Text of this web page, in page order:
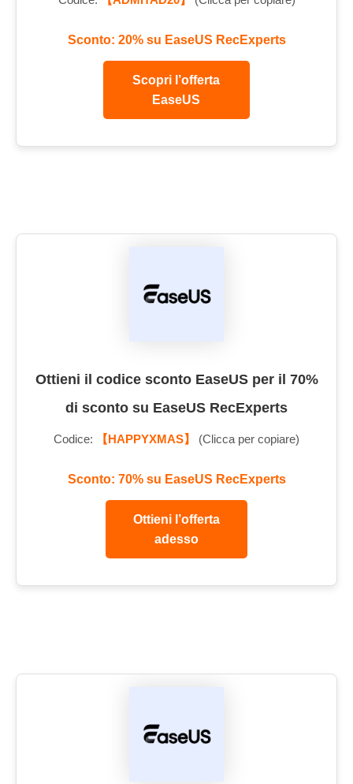
Sconto: 20% su EaseUS RecExperts
Scopri l’offerta
EaseUS
Ottieni il codice sconto EaseUS per il 70%
di sconto su EaseUS RecExperts
Codice: 【HAPPYXMAS】 (Clicca per copiare)
Sconto: 70% su EaseUS RecExperts
Ottieni l’offerta
adesso